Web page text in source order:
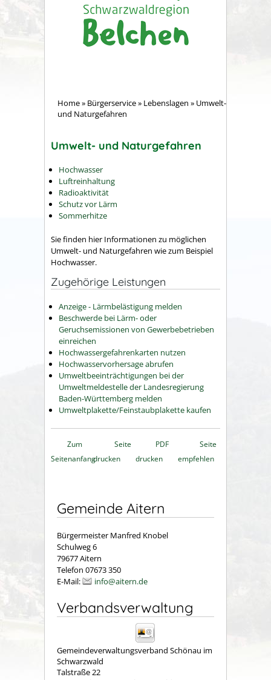
Home» Bürgerservice» Lebenslagen » Umwelt-
und Naturgefahren
Umwelt- und Naturgefahren
Hochwasser
Luftreinhaltung
Radioaktivität
Schutz vor Lärm
Sommerhitze
Sie finden hier Informationen zu möglichen
Umwelt- und Naturgefahren wie zum Beispiel
Hochwasser.
Zugehörige Leistungen
Anzeige - Lärmbelästigung melden
Beschwerde bei Lärm- oder
Geruchsemissionen von Gewerbebetrieben
einreichen
Hochwassergefahrenkarten nutzen
Hochwasservorhersage abrufen
Umweltbeeinträchtigungen bei der
Umweltmeldestelle der Landesregierung
Baden-Württemberg melden
Umweltplakette/Feinstaubplakette kaufen
Zum
Seitenanfang
Seite
drucken
PDF
drucken
Seite
empfehlen
Gemeinde Aitern
Bürgermeister Manfred Knobel
Schulweg 6
79677 Aitern
Telefon 07673 350
E-Mail:
info@aitern.de
Verbandsverwaltung
Gemeindeverwaltungsverband Schönau im
Schwarzwald
Talstraße 22